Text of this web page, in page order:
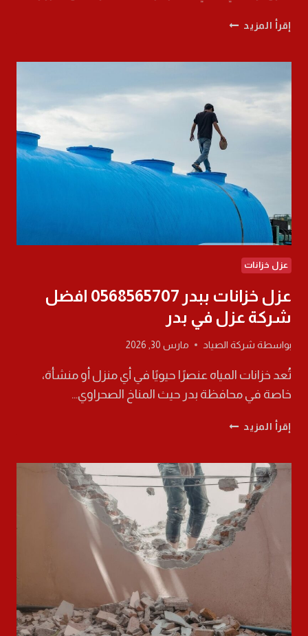
إقرأ المزيد شركة
بالحناكية
0568565707
بافضل
سعر
عزل خزانات
عزل خزانات ببدر 0568565707 افضل
شركة عزل في بدر
بواسطة شركة الصياد مارس 30, 2026
تُعد خزانات المياه عنصرًا حيويًا في أي منزل أو منشأة،
خاصة في محافظة بدر حيث المناخ الصحراوي…
إقرأ المزيد عزل
0568565707
افضل
شركة
عزل
في
بدر